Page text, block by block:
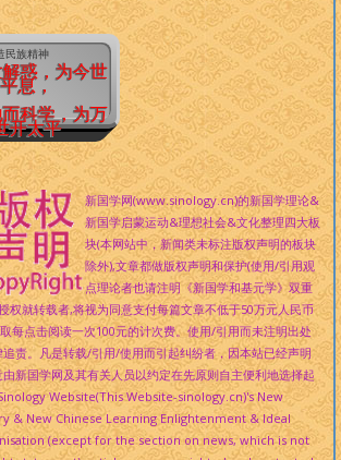
民族精神
惑，为今世
平息，
科学，为万
开太平
新国学网(www.sinology.cn)的新国学理论&
新国学启蒙运动&理想社会&文化整理四大板
块(本网站中，新闻类未标注版权声明的板块
除外),文章都做版权声明和保护(使用/引用观
点理论者也请注明《新国学和基元学》双重
权就转载者,将视为同意支付每篇文章不低于50万元人民币
每点击阅读一次100元的计次费。使用/引用而未注明出处
责。凡是转载/引用/使用而引起纠纷者，因本站已经声明
新国学网及其有关人员以约定在先原则自主便利地选择起
Website(This Website-sinology.cn)'s New
& New Chinese Learning Enlightenment & Ideal
(except for the section on news, which is not